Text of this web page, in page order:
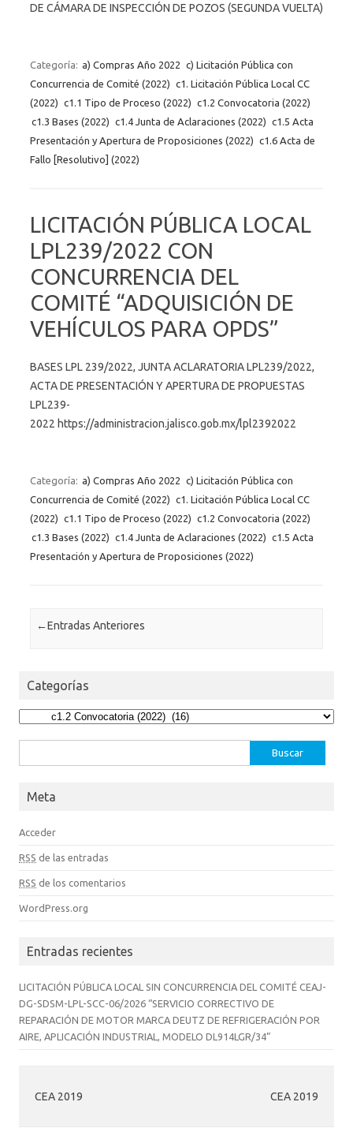
DE CÁMARA DE INSPECCIÓN DE POZOS (SEGUNDA VUELTA)
Categoría: a) Compras Año 2022 c) Licitación Pública con
Concurrencia de Comité (2022) c1. Licitación Pública Local CC
(2022) c1.1 Tipo de Proceso (2022) c1.2 Convocatoria (2022)
c1.3 Bases (2022) c1.4 Junta de Aclaraciones (2022) c1.5 Acta
Presentación y Apertura de Proposiciones (2022) c1.6 Acta de
Fallo [Resolutivo] (2022)
LICITACIÓN PÚBLICA LOCAL
LPL239/2022 CON
CONCURRENCIA DEL
COMITÉ “ADQUISICIÓN DE
VEHÍCULOS PARA OPDS”
BASES LPL 239/2022, JUNTA ACLARATORIA LPL239/2022,
ACTA DE PRESENTACIÓN Y APERTURA DE PROPUESTAS
LPL239-
2022 https://administracion.jalisco.gob.mx/lpl2392022
Categoría: a) Compras Año 2022 c) Licitación Pública con
Concurrencia de Comité (2022) c1. Licitación Pública Local CC
(2022) c1.1 Tipo de Proceso (2022) c1.2 Convocatoria (2022)
c1.3 Bases (2022) c1.4 Junta de Aclaraciones (2022) c1.5 Acta
Presentación y Apertura de Proposiciones (2022)
Post navigation
←Entradas Anteriores
Categorías
Categorías
Meta
Acceder
RSS de las entradas
RSS de los comentarios
WordPress.org
Entradas recientes
LICITACIÓN PÚBLICA LOCAL SIN CONCURRENCIA DEL COMITÉ CEAJ-
DG-SDSM-LPL-SCC-06/2026 “SERVICIO CORRECTIVO DE
REPARACIÓN DE MOTOR MARCA DEUTZ DE REFRIGERACIÓN POR
AIRE, APLICACIÓN INDUSTRIAL, MODELO DL914LGR/34”
CEA 2019 CEA 2019